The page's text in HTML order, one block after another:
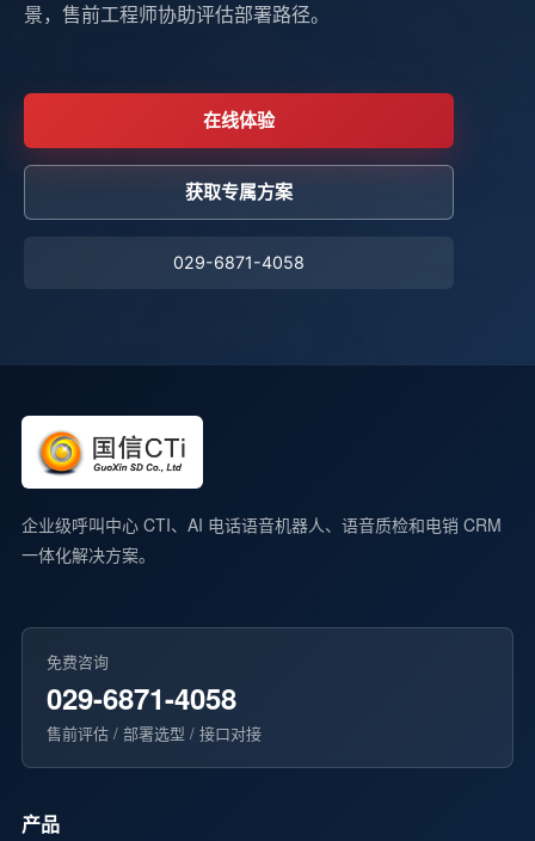
景，售前工程师协助评估部署路径。
在线体验
获取专属方案
029-6871-4058
企业级呼叫中心 CTI、AI 电话语音机器人、语音质检和电销 CRM
一体化解决方案。
免费咨询
029-6871-4058
售前评估 / 部署选型 / 接口对接
产品